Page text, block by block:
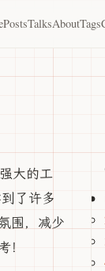
PostsTalksAboutTags
大的工
了许多
围，减少